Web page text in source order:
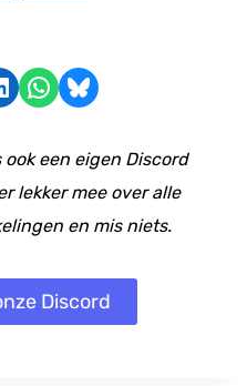
Delen via WhatsApp Share on Bluesky
een eigen Discord
lekker mee over alle
en mis niets.
Discord